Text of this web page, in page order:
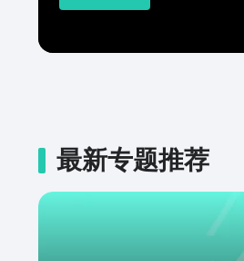
最新专题推荐